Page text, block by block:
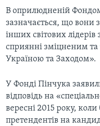
В оприлюдненій
зазначається, що вони
інших світових
сприянні зміцненим
Україною та Заходом».
У Фонді Пінчука
відповідь на
вересні 2015 року, коли
претендентів на